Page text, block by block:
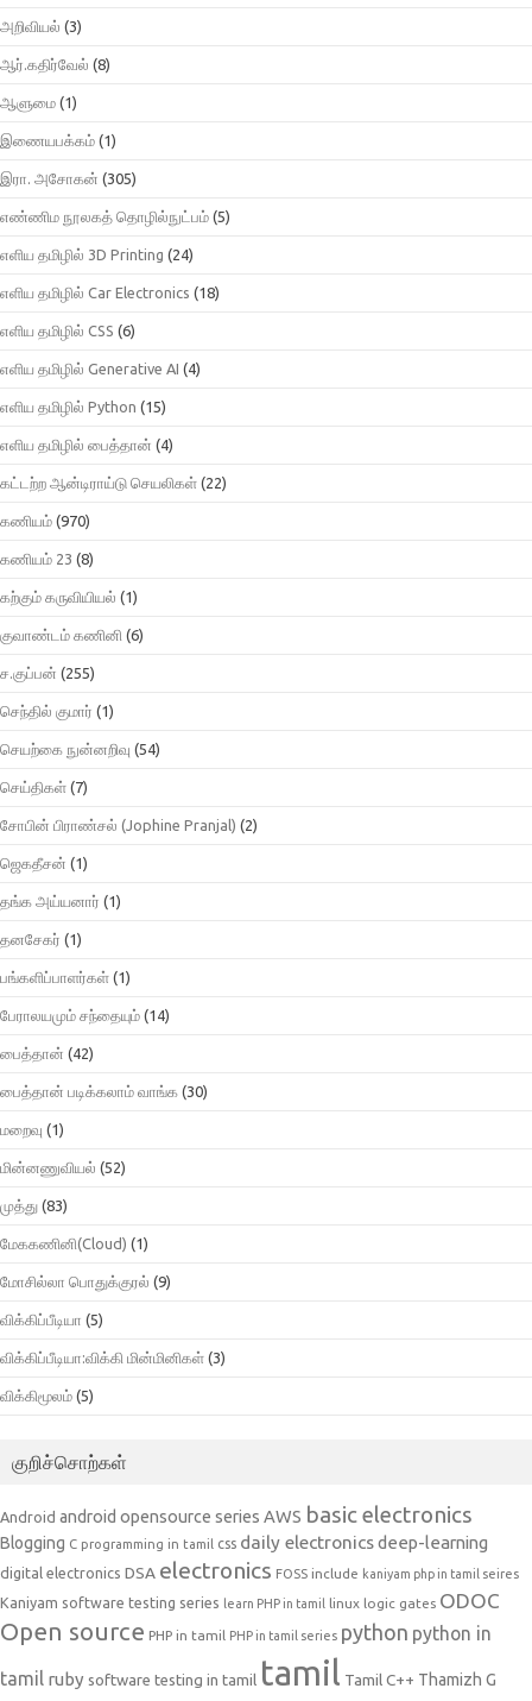
அறிவியல் (3)
ஆர்.கதிர்வேல் (8)
ஆளுமை (1)
இணையபக்கம் (1)
இரா. அசோகன் (305)
எண்ணிம நூலகத் தொழில்நுட்பம் (5)
எளிய தமிழில் 3D Printing (24)
எளிய தமிழில் Car Electronics (18)
எளிய தமிழில் CSS (6)
எளிய தமிழில் Generative AI (4)
எளிய தமிழில் Python (15)
எளிய தமிழில் பைத்தான் (4)
கட்டற்ற ஆன்டிராய்டு செயலிகள் (22)
கணியம் (970)
கணியம் 23 (8)
கற்கும் கருவியியல் (1)
குவாண்டம் கணினி (6)
ச.குப்பன் (255)
செந்தில் குமார் (1)
செயற்கை நுன்னறிவு (54)
செய்திகள் (7)
சோபின் பிராண்சல் (Jophine Pranjal) (2)
ஜெகதீசன் (1)
தங்க அய்யனார் (1)
தனசேகர் (1)
பங்களிப்பாளர்கள் (1)
பேராலயமும் சந்தையும் (14)
பைத்தான் (42)
பைத்தான் படிக்கலாம் வாங்க (30)
மறைவு (1)
மின்னணுவியல் (52)
முத்து (83)
மேககணினி(Cloud) (1)
மோசில்லா பொதுக்குரல் (9)
விக்கிப்பீடியா (5)
விக்கிப்பீடியா:விக்கி மின்மினிகள் (3)
விக்கிமூலம் (5)
குறிச்சொற்கள்
Android android opensource series AWS basic electronics
Blogging C programming in tamil css daily electronicsdeep-learning
digital electronics DSA electronics FOSS include kaniyam php in tamil seires
Kaniyam software testing series learn PHP in tamil linux logic gates ODOC
Open source PHP in tamil PHP in tamil series python python in
tamil ruby software testing in tamil tamil Tamil C++ Thamizh G